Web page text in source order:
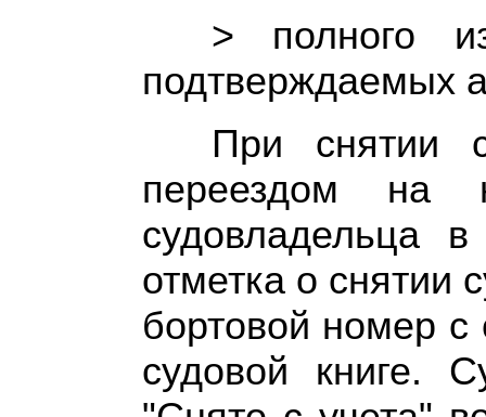
> полного
подтверждаемых
При снятии
переездом на
судовладельца
отметка о снятии
бортовой номер с
судовой книге.